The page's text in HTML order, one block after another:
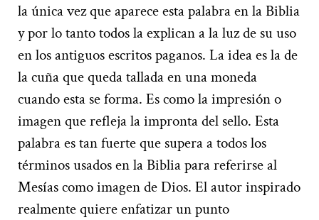
la única vez que aparece esta palabra en la Biblia
y por lo tanto todos la explican a la luz de su uso
en los antiguos escritos paganos. La idea es la de
la cuña que queda tallada en una moneda
cuando esta se forma. Es como la impresión o
imagen que refleja la impronta del sello. Esta
palabra es tan fuerte que supera a todos los
términos usados en la Biblia para referirse al
Mesías como imagen de Dios. El autor inspirado
realmente quiere enfatizar un punto